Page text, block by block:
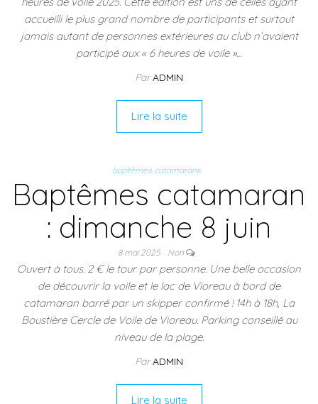
accueilli le plus grand nombre de participants et surtout
jamais autant de personnes extérieures au club n’avaient
participé aux « 6 heures de voile »…
ParADMIN
Lire la suite
baptêmes catamarans
Baptêmes catamaran
: dimanche 8 juin
8 mai 2025 Non
Ouvert à tous. 2 € le tour par personne. Une belle occasion
de découvrir la voile et le lac de Vioreau à bord de
catamaran barré par un skipper confirmé ! 14h à 18h, La
Boustière Cercle de Voile de Vioreau. Parking conseillé au
niveau de la plage.
ParADMIN
Lire la suite